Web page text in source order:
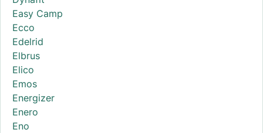
Easy Camp
Ecco
Edelrid
Elbrus
Elico
Emos
Energizer
Enero
Eno